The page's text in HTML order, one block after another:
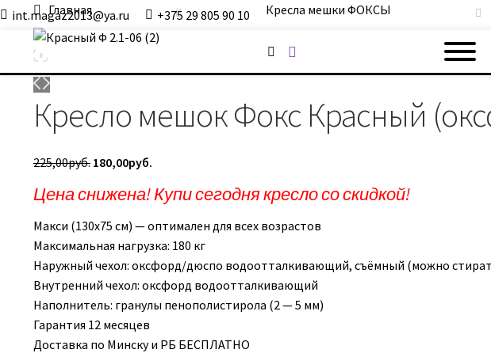
int.magaz2013@ya.ru +375 29 805 90 10
ДримБэг.бай
Главная Кресла мешки ФОКСЫ
Кресло мешок Фокс Красный
225,00руб. Первоначальная
составляла
225,00руб..
180,00руб.
180,00руб..
Цена снижена! Купи сегодня кресло со скидкой!
Макси (130х75 см) — оптимален для всех возрастов
Максимальная нагрузка: 180 кг
Наружный чехол: оксфорд/дюспо водоотталкивающий, съёмный (можно
Внутренний чехол: оксфорд водоотталкивающий
Наполнитель: гранулы пенополистирола (2 — 5 мм)
Гарантия 12 месяцев
Доставка по Минску и РБ БЕСПЛАТНО